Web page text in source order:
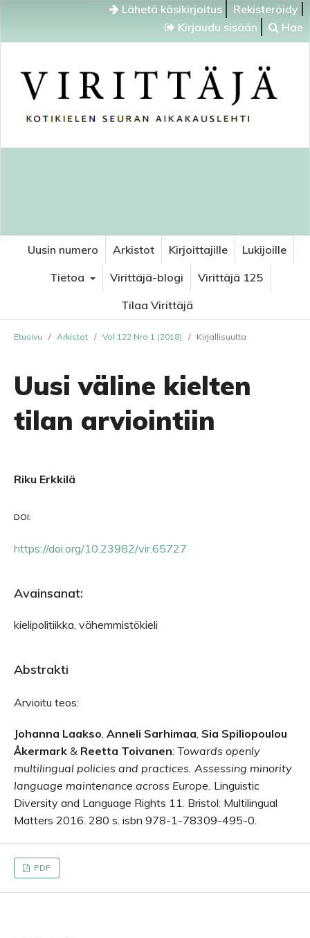
Lähetä käsikirjoitus
Rekisteröidy
Kirjaudu sisään
Hae
Uusin numero Arkistot Kirjoittajille
Lukijoille
Tietoa
Virittäjä-blogi
Virittäjä 125
Tilaa Virittäjä
Etusivu / Arkistot / Vol 122 Nro 1 (2018) / Kirjallisuutta
Uusi väline kielten
tilan arviointiin
Riku Erkkilä
DOI:
https://doi.org/10.23982/vir.65727
Avainsanat:
kielipolitiikka, vähemmistökieli
Abstrakti
Arvioitu teos:
Johanna Laakso, Anneli Sarhimaa, Sia Spiliopoulou
Åkermark & Reetta Toivanen: Towards openly
multilingual policies and practices. Assessing minority
language maintenance across Europe. Linguistic
Diversity and Language Rights 11. Bristol: Multilingual
Matters 2016. 280 s. isbn 978-1-78309-495-0.
PDF